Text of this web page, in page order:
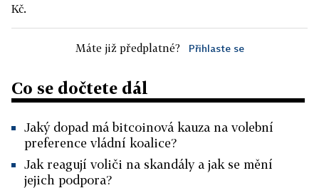
Kč.
Máte již předplatné? Přihlaste se
Co se dočtete dál
Jaký dopad má bitcoinová kauza na volební
preference vládní koalice?
Jak reagují voliči na skandály a jak se mění
jejich podpora?